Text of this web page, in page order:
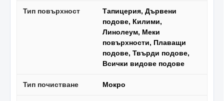
Тип повърхност
Тапицерия, Дървени
подове, Килими,
Линолеум, Меки
повърхности, Плаващи
подове, Твърди подове,
Всички видове подове
Тип почистване Мокро